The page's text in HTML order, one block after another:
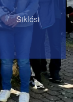
Siklósi